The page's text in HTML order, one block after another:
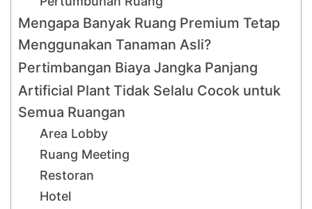
Mengapa Banyak Ruang Premium Tetap
Menggunakan Tanaman Asli?
Pertimbangan Biaya Jangka Panjang
Artificial Plant Tidak Selalu Cocok untuk
Semua Ruangan
Area Lobby
Ruang Meeting
Restoran
Hotel